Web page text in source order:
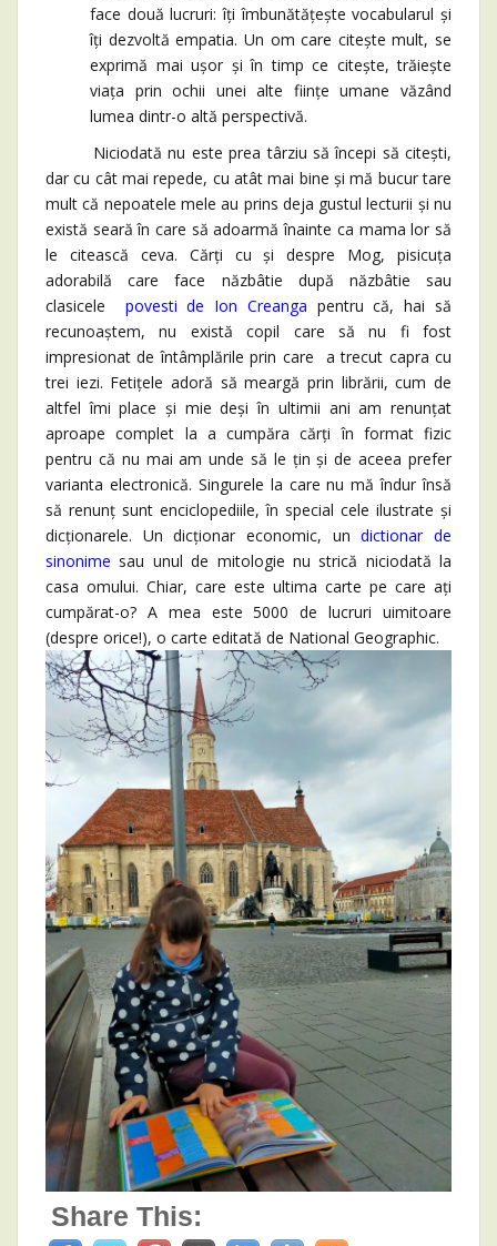
face două lucruri: îți îmbunătățește vocabularul și
îți dezvoltă empatia. Un om care citește mult, se
exprimă mai ușor și în timp ce citește, trăiește
viața prin ochii unei alte ființe umane văzând
lumea dintr-o altă perspectivă.
Niciodată nu este prea târziu să începi să citești,
dar cu cât mai repede, cu atât mai bine și mă bucur tare
mult că nepoatele mele au prins deja gustul lecturii și nu
există seară în care să adoarmă înainte ca mama lor să
le citească ceva. Cărți cu și despre Mog, pisicuța
adorabilă care face năzbâtie după năzbâtie sau
clasicele povesti de Ion Creanga pentru că, hai să
recunoaștem, nu există copil care să nu fi fost
impresionat de întâmplările prin care a trecut capra cu
trei iezi. Fetițele adoră să meargă prin librării, cum de
altfel îmi place și mie deși în ultimii ani am renunțat
aproape complet la a cumpăra cărți în format fizic
pentru că nu mai am unde să le țin și de aceea prefer
varianta electronică. Singurele la care nu mă îndur însă
să renunț sunt enciclopediile, în special cele ilustrate și
dicționarele. Un dicționar economic, undictionar de
sinonime sau unul de mitologie nu strică niciodată la
casa omului. Chiar, care este ultima carte pe care ați
cumpărat-o? A mea este 5000 de lucruri uimitoare
(despre orice!), o carte editată de National Geographic.
Share This: